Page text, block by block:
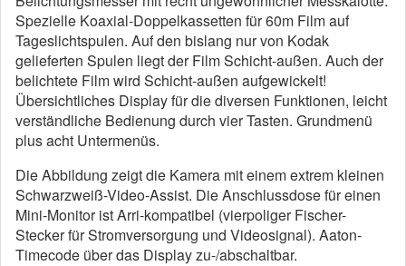
Spezielle Koaxial-Doppelkassetten für 60m Film auf
Tageslichtspulen. Auf den bislang nur von Kodak
gelieferten Spulen liegt der Film Schicht-außen. Auch der
belichtete Film wird Schicht-außen aufgewickelt!
Übersichtliches Display für die diversen Funktionen, leicht
verständliche Bedienung durch vier Tasten. Grundmenü
plus acht Untermenüs.
Die Abbildung zeigt die Kamera mit einem extrem kleinen
Schwarzweiß-Video-Assist. Die Anschlussdose für einen
Mini-Monitor ist Arri-kompatibel (vierpoliger Fischer-
Stecker für Stromversorgung und Videosignal). Aaton-
Timecode über das Display zu-/abschaltbar.